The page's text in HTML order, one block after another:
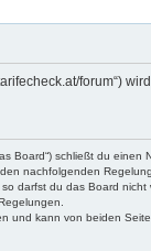
forum“)
Board“) schließt du
nachfolgenden
darfst du das Board
und kann von beiden